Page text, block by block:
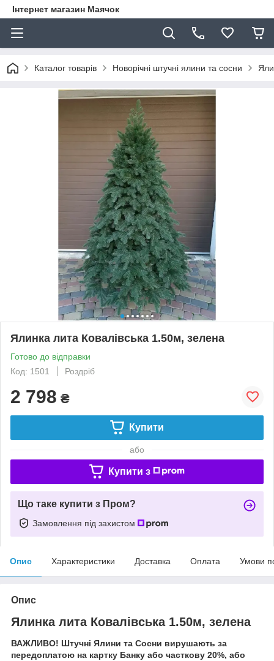
Інтернет магазин Маячок
Каталог товарів Новорічні штучні ялини та сосни
Ялинка лита Ковалівська 1.50м, зелена
Готово до відправки
Код: 1501
Роздріб
2 798 ₴
Купити
або
Купити з
Що таке купити з Пром?
Замовлення під захистом
Опис Характеристики Доставка Оплата Умови
Опис
Ялинка лита Ковалівська 1.50м, зелена
ВАЖЛИВО! Штучні Ялини та Сосни вирушають за
передоплатою на картку Банку або часткову 20%, або